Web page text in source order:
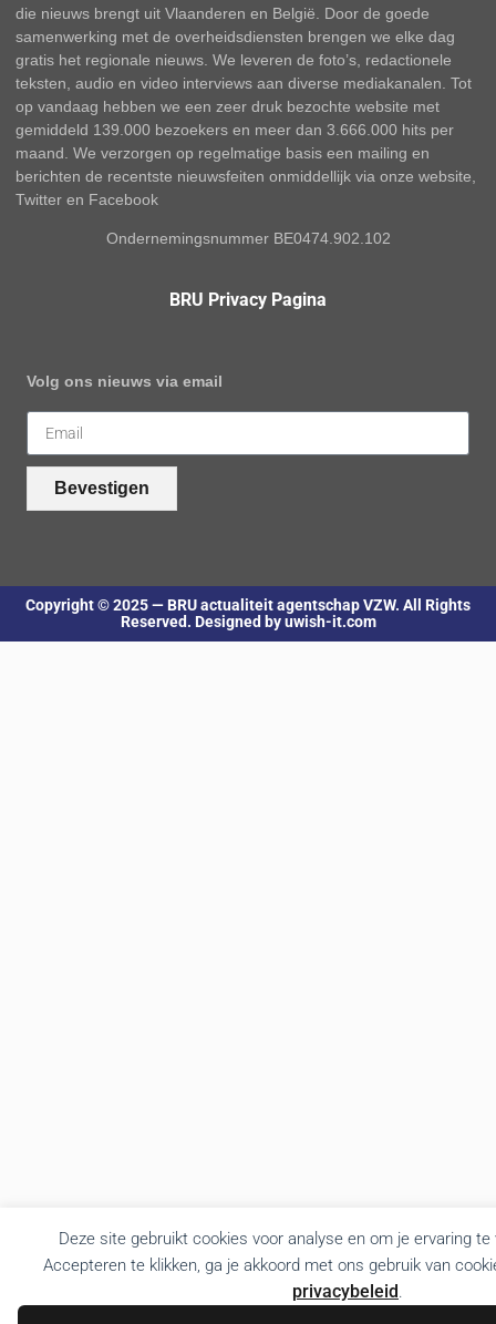
Deze site gebruikt cookies voor analyse en om je ervaring
Accepteren te klikken, ga je akkoord met ons gebruik van
privacybeleid.
die nieuws brengt uit Vlaanderen en België. Door de goede
samenwerking met de overheidsdiensten brengen we elke dag
gratis het regionale nieuws. We leveren de foto’s, redactionele
teksten, audio en video interviews aan diverse mediakanalen. Tot
op vandaag hebben we een zeer druk bezochte website met
gemiddeld 139.000 bezoekers en meer dan 3.666.000 hits per
maand. We verzorgen op regelmatige basis een mailing en
berichten de recentste nieuwsfeiten onmiddellijk via onze website,
Twitter en Facebook
Ondernemingsnummer BE0474.902.102
BRU Privacy Pagina
Volg ons nieuws via email
Bevestigen
Copyright © 2025 — BRU actualiteit agentschap VZW. All Rights
Reserved. Designed by uwish-it.com